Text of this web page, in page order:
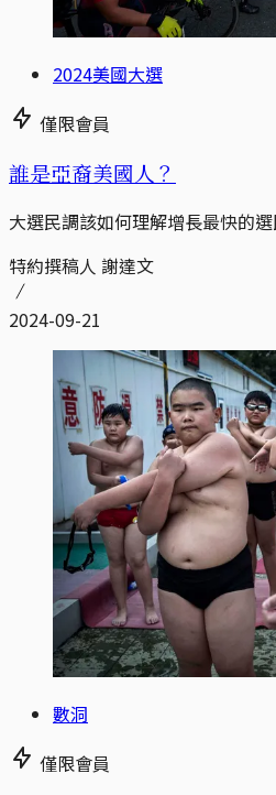
2024美國大選
僅限會員
誰是亞裔美國人？
大選民調該如何理解增長最快的選
特約撰稿人 謝達文
2024-09-21
數洞
僅限會員